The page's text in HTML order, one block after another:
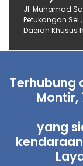
Jl. Muhamad
Petukangan
Daerah Khusus
Terhubung
Montir,
yang